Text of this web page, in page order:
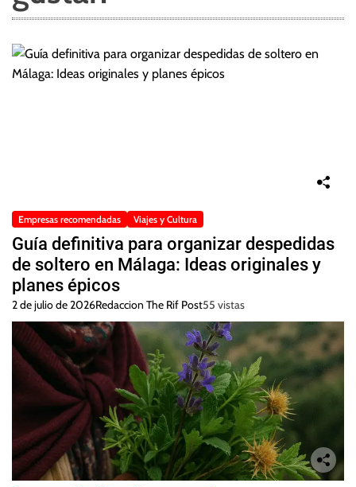
Empresas recomendadas Viajes y Cultura
Guía definitiva para organizar despedidas
de soltero en Málaga: Ideas originales y
planes épicos
2 de julio de 2026Redaccion The Rif Post55 vistas